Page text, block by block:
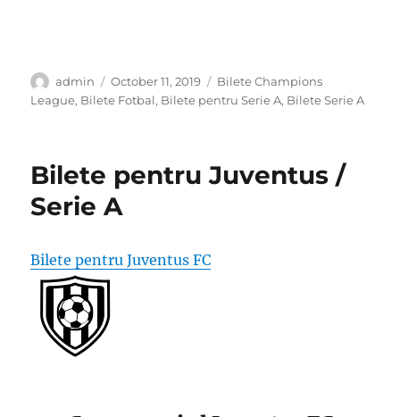
Author
admin
Posted
on
October 11, 2019 Categories
Bilete Champions
League, Bilete Fotbal, Bilete pentru Serie A, Bilete Serie A
Bilete pentru Juventus /
Serie A
Bilete pentru Juventus FC